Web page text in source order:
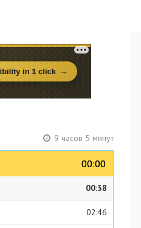
9 часов 5 минут
00:00
00:00
00:38
02:46